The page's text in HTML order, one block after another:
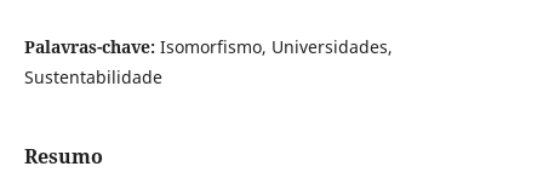
Palavras-chave: Isomorfismo, Universidades,
Sustentabilidade
Resumo